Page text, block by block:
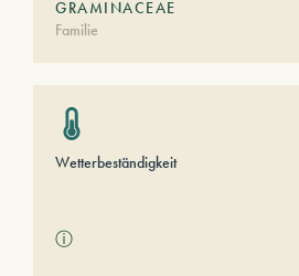
GRAMINACEAE
Familie
Wetterbeständigkeit
ⓘ